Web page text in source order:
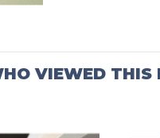
VIEWED